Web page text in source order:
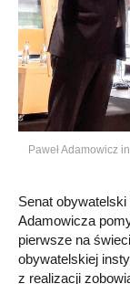
Paweł Adamowicz
Senat
Adamowicza
pierwsze na
obywatelskiej
z realizacji